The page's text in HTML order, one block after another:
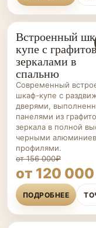
ШКАФЫ-
КУПЕ НА ЗАКАЗ
Встроенный
купе с
зеркалами в
спальню
Современный
шкаф-купе с
дверями,
панелями из
зеркала в полной
черными
профилями.
от 156 000₽
от 120
ПОДРОБНЕЕ